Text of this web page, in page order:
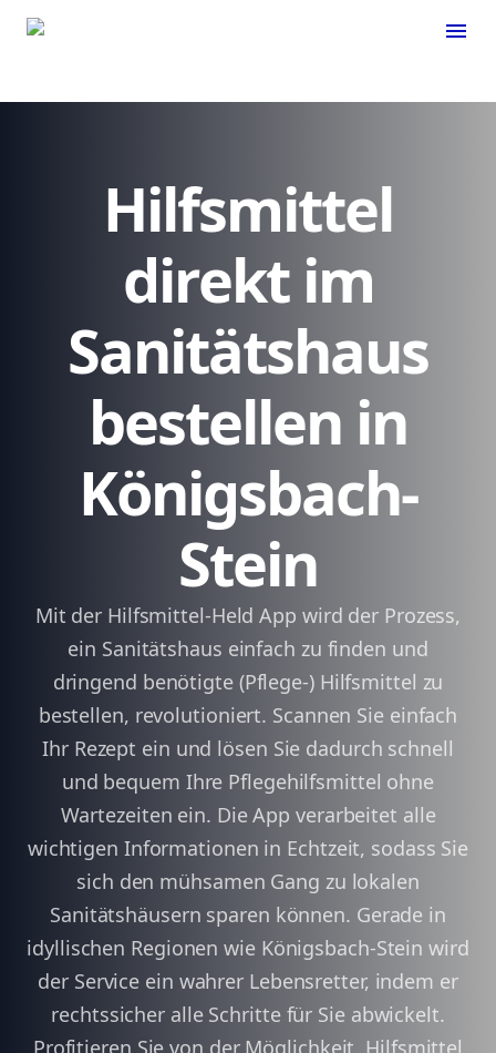
menu
Hilfsmittel
direkt im
Sanitätshaus
bestellen in
Königsbach-
Stein
Mit der Hilfsmittel-Held App wird der Prozess,
ein Sanitätshaus einfach zu finden und
dringend benötigte (Pflege-) Hilfsmittel zu
bestellen, revolutioniert. Scannen Sie einfach
Ihr Rezept ein und lösen Sie dadurch schnell
und bequem Ihre Pflegehilfsmittel ohne
Wartezeiten ein. Die App verarbeitet alle
wichtigen Informationen in Echtzeit, sodass Sie
sich den mühsamen Gang zu lokalen
Sanitätshäusern sparen können. Gerade in
idyllischen Regionen wie Königsbach-Stein wird
der Service ein wahrer Lebensretter, indem er
rechtssicher alle Schritte für Sie abwickelt.
Profitieren Sie von der Möglichkeit, Hilfsmittel